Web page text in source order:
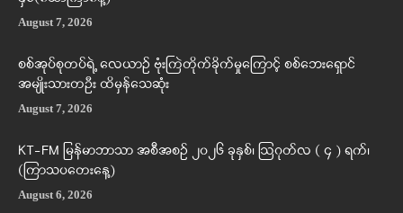
August 7, 2026
စစ်အုပ်စုတပ်ရဲ့ လေယာဉ် ဗုံးကြဲတိုက်ခိုက်မှုကြောင့် စစ်ဘေးရှောင်
အမျိုးသားတဦး ထိမှန်သေဆုံး
August 7, 2026
KT-FM မြန်မာဘာသာ အစီအစဉ် ၂၀၂၆ ခုနှစ်၊ ဩဂုတ်လ ( ၄ ) ရက်၊
(ကြာသပတေးနေ့)
August 6, 2026